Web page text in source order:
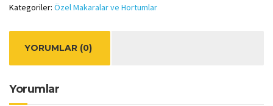
Kategoriler: Özel Makaralar ve Hortumlar
YORUMLAR (0)
Yorumlar